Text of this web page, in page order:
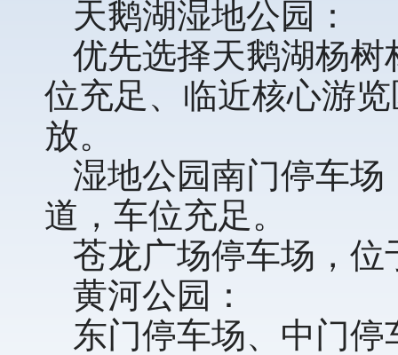
天鹅湖湿地公园：
优先选择天鹅湖杨
位充足、临近核心游
放。
湿地公园南门停车
道，车位充足。
苍龙广场停车场，
黄河公园：
东门停车场、中门